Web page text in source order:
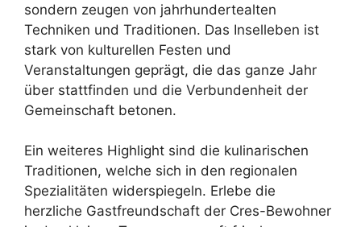
sondern zeugen von jahrhundertealten
Techniken und Traditionen. Das Inselleben ist
stark von kulturellen Festen und
Veranstaltungen geprägt, die das ganze Jahr
über stattfinden und die Verbundenheit der
Gemeinschaft betonen.
Ein weiteres Highlight sind die kulinarischen
Traditionen, welche sich in den regionalen
Spezialitäten widerspiegeln. Erlebe die
herzliche Gastfreundschaft der Cres-Bewohner